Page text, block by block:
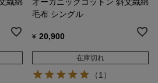
毛布 シングル
¥ 20,900
在庫切れ
（1）